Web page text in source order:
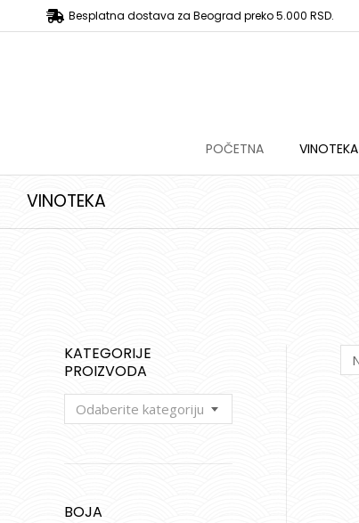
Besplatna dostava za Beograd preko 5.000 RSD.
POČETNA VINOTEKA
VINOTEKA
KATEGORIJE
PROIZVODA
Odaberite kategoriju
BOJA